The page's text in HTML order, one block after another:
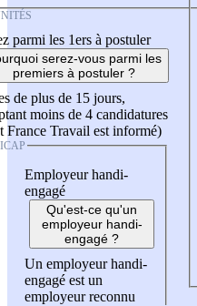
parmi les 1ers à postuler
serez-vous parmi les
premiers à postuler ?
de plus de 15 jours,
moins de 4 candidatures
France Travail est informé)
Employeur handi-
engagé
Qu'est-ce qu'un
employeur handi-
engagé ?
Un employeur handi-
engagé est un
employeur reconnu